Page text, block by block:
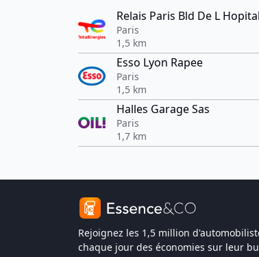
Relais Paris Bld De L Hopital
Paris
1,5 km
Esso Lyon Rapee
Paris
1,5 km
Halles Garage Sas
Paris
1,7 km
Rejoignez les 1,5 million
chaque jour des économies sur leur